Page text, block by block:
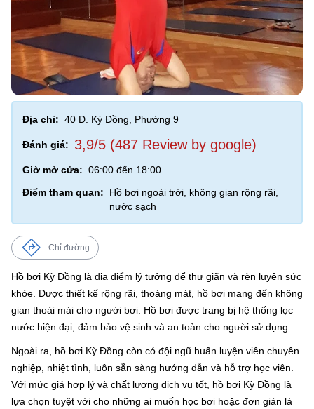
Địa chỉ: 40 Đ. Kỳ Đồng, Phường 9
Đánh giá: 3,9/5 (487 Review by google)
Giờ mở cửa: 06:00 đến 18:00
Điểm tham quan:
Hồ bơi ngoài trời, không gian rộng rãi,
nước sạch
Chỉ đường
Hồ bơi Kỳ Đồng là địa điểm lý tưởng để thư giãn và rèn luyện sức
khỏe. Được thiết kế rộng rãi, thoáng mát, hồ bơi mang đến không
gian thoải mái cho người bơi. Hồ bơi được trang bị hệ thống lọc
nước hiện đại, đảm bảo vệ sinh và an toàn cho người sử dụng.
Ngoài ra, hồ bơi Kỳ Đồng còn có đội ngũ huấn luyện viên chuyên
nghiệp, nhiệt tình, luôn sẵn sàng hướng dẫn và hỗ trợ học viên.
Với mức giá hợp lý và chất lượng dịch vụ tốt, hồ bơi Kỳ Đồng là
lựa chọn tuyệt vời cho những ai muốn học bơi hoặc đơn giản là